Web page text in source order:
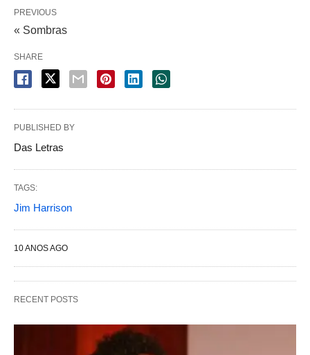
PREVIOUS
« Sombras
SHARE
PUBLISHED BY
Das Letras
TAGS:
Jim Harrison
10 ANOS AGO
RECENT POSTS